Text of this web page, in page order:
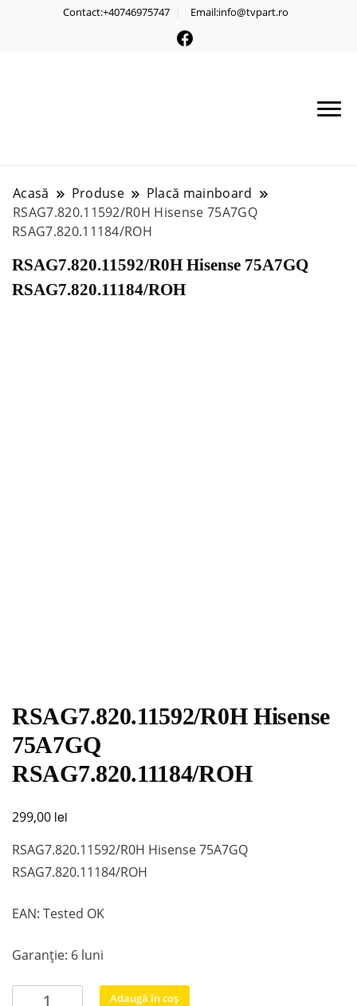
Contact:+40746975747 Email:info@tvpart.ro
Acasă Produse
Placă mainboard
RSAG7.820.11592/R0H Hisense 75A7GQ
RSAG7.820.11184/ROH
RSAG7.820.11592/R0H Hisense 75A7GQ
RSAG7.820.11184/ROH
RSAG7.820.11592/R0H Hisense
75A7GQ
RSAG7.820.11184/ROH
299,00 lei
RSAG7.820.11592/R0H Hisense 75A7GQ
RSAG7.820.11184/ROH
EAN: Tested OK
Garanție: 6 luni
Cantitate
Adaugă în coș